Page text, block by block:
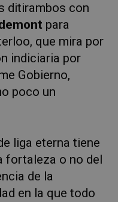
ditirambos con
para
que mira por
indiciaria por
Gobierno,
poco un
liga eterna tiene
fortaleza o no del
de la
en la que todo